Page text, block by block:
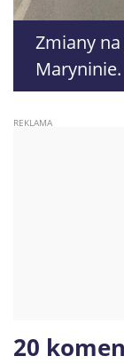
Zmiany
20